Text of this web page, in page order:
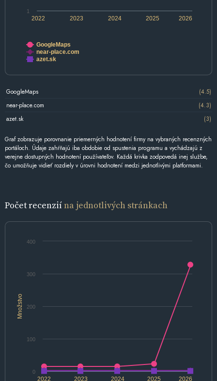
2022 2024 2026
2023 2025
1
GoogleMaps
near-place.com
azet.sk
GoogleMaps
(4.5)
near-place.com
(4.3)
azet.sk
(3)
Graf zobrazuje porovnanie priemerných hodnotení firmy na vybraných recenzných
portáloch. Údaje zahŕňajú iba obdobie od spustenia programu a vychádzajú z
verejne dostupných hodnotení používateľov. Každá krivka zodpovedá inej službe,
čo umožňuje vidieť rozdiely v úrovni hodnotení medzi jednotlivými platformami.
Počet recenziína jednotlivých stránkach
Množstvo
2022 2024 2026
2023 2025
0
100
200
300
400